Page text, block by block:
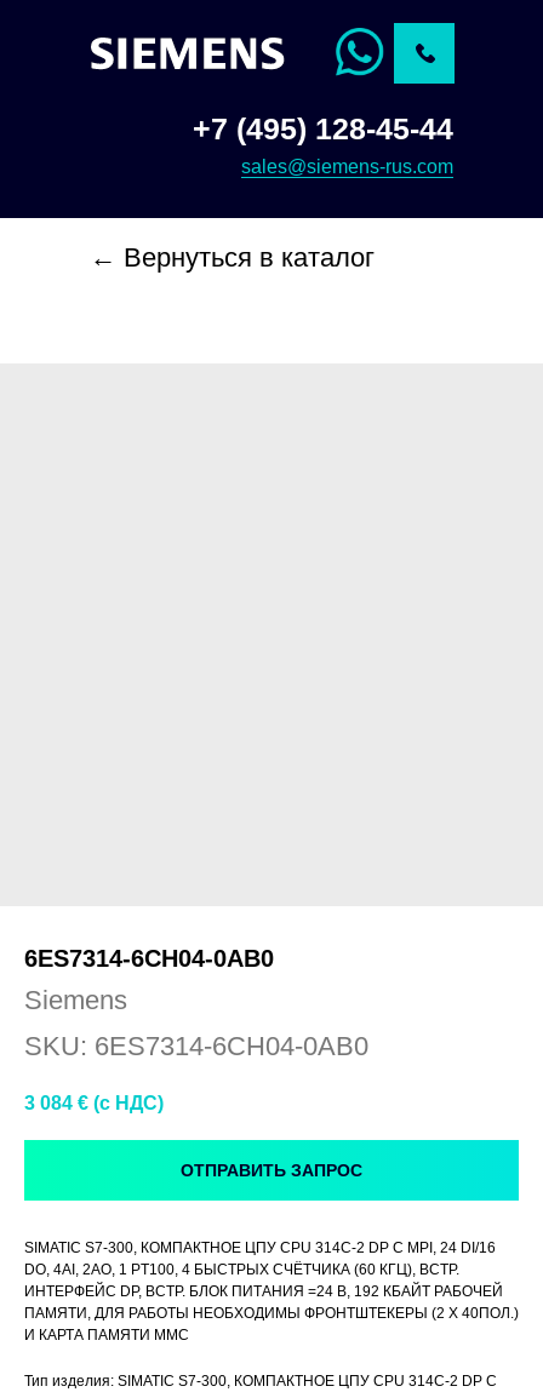
+7 (495) 128-45-44
sales@siemens-rus.com
← Вернуться в каталог
6ES7314-6CH04-0AB0
Siemens
SKU: 6ES7314-6CH04-0AB0
3 084 € (c НДС)
ОТПРАВИТЬ ЗАПРОС
SIMATIC S7-300, КОМПАКТНОЕ ЦПУ CPU 314C-2 DP С MPI, 24 DI/16
DO, 4AI, 2AO, 1 PT100, 4 БЫСТРЫХ СЧЁТЧИКА (60 КГЦ), ВСТР.
ИНТЕРФЕЙС DP, ВСТР. БЛОК ПИТАНИЯ =24 В, 192 КБАЙТ РАБОЧЕЙ
ПАМЯТИ, ДЛЯ РАБОТЫ НЕОБХОДИМЫ ФРОНТШТЕКЕРЫ (2 X 40ПОЛ.)
И КАРТА ПАМЯТИ MMC
Тип изделия: SIMATIC S7-300, КОМПАКТНОЕ ЦПУ CPU 314C-2 DP С